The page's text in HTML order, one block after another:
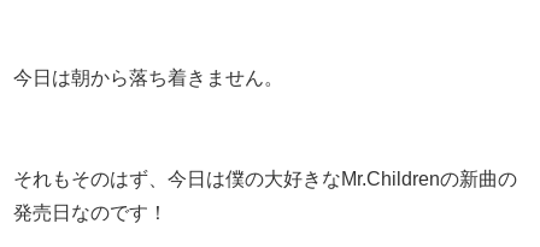
今日は朝から落ち着きません。
それもそのはず、今日は僕の大好きなMr.Childrenの新曲の
発売日なのです！